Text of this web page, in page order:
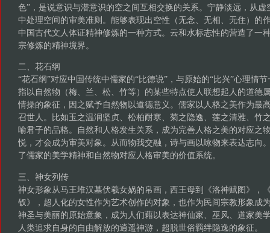
色”，是说意识与潜意识的空之间互相交换的关系。宁静淡远，从
中处理空间的审美准则。能够表现出空性（无念、无相、无住）的
中国古代文人体证精神修炼的一种方式。云和水标志性的营造了一
宗修炼的精神境界。
二、花石纲
“花石纲”对应中国传统中儒家的“比德说”，与原始的“比兴”心理情
指以自然物（梅、兰、松、竹等）的某些特点使人联想起人的道德
情操的象征，因之赋予自然物以道德意义。儒家以人格之美作为最
召世人。比如玉之温润坚贞、松柏耐寒、菊之隐逸、莲之清雅、竹
喻君子的品格。自然和人格发生关系，成为完善人格之美的对应之
悦，才会成为审美对象。从而物我交融，诗与画以咏物来表达志向
了儒家的美学精神和自然物对应人格审美的价值系统。
三、神女列传
神女形象从马王堆汉墓伏羲女娲的帛画，西王母到《洛神赋图》，
钗》，超人化的女性作为艺术创作的对象，也作为民间宗教形象成
神圣与美丽的原始意象，成为人们藉以表达神仙家、巫风、道家美
人类追求自身的自由解放的逍遥神游，超脱世俗羁绊隐逸的象征。